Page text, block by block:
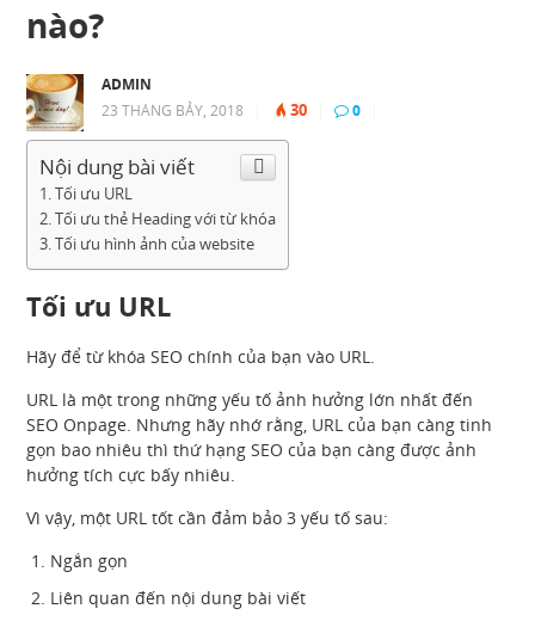
nào?
ADMIN
23 THÁNG BẢY, 2018
30 0
Nội dung bài viết
Tối ưu URL
Tối ưu thẻ Heading với từ khóa
Tối ưu hình ảnh của website
Tối ưu URL
Hãy để từ khóa SEO chính của bạn vào URL.
URL là một trong những yếu tố ảnh hưởng lớn nhất đến
SEO Onpage. Nhưng hãy nhớ rằng, URL của bạn càng tinh
gọn bao nhiêu thì thứ hạng SEO của bạn càng được ảnh
hưởng tích cực bấy nhiêu.
Vì vậy, một URL tốt cần đảm bảo 3 yếu tố sau:
Ngắn gọn
Liên quan đến nội dung bài viết